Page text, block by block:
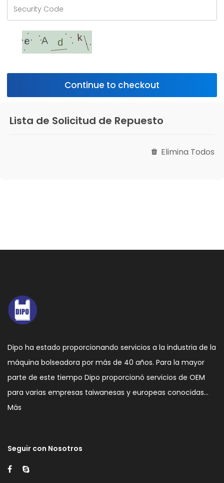
Lista de Solicitud de Repuesto
Elimina Todos
Dipo ha estado proporcionando servicios a la industria de la
máquina bolseadora por más de 40 años. Para la mayor
parte de este tiempo Dipo proporcionó servicios de OEM
para varias empresas taiwanesas y europeas conocidas…
Más
Seguir con Nosotros